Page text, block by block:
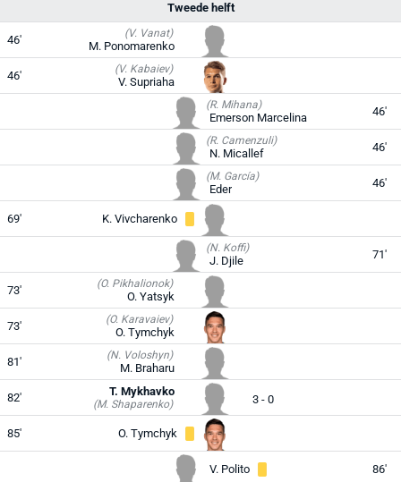
Tweede helft
46' (V. Vanat)
M. Ponomarenko
46' (V. Kabaiev)
V. Supriaha
(R. Mihana)
Emerson Marcelina 46'
(R. Camenzuli)
N. Micallef 46'
(M. García)
Eder 46'
69' K. Vivcharenko
(N. Koffi)
J. Djile 71'
73' (O. Pikhalionok)
O. Yatsyk
73' (O. Karavaiev)
O. Tymchyk
81' (N. Voloshyn)
M. Braharu
82' (M. Shaparenko)
T. Mykhavko
3 - 0
85' O. Tymchyk
V. Polito 86'